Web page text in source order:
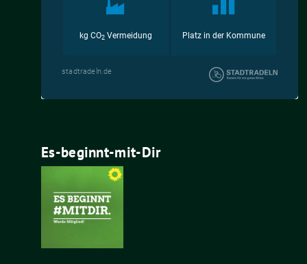
Es-beginnt-mit-Dir